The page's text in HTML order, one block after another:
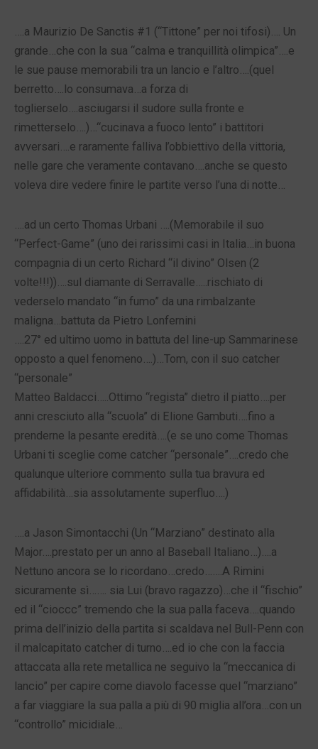
….a Maurizio De Sanctis #1 (“Tittone” per noi tifosi)…. Un
grande…che con la sua “calma e tranquillità olimpica”….e
le sue pause memorabili tra un lancio e l’altro….(quel
berretto….lo consumava…a forza di
toglierselo….asciugarsi il sudore sulla fronte e
rimetterselo….)…“cucinava a fuoco lento” i battitori
avversari….e raramente falliva l’obbiettivo della vittoria,
nelle gare che veramente contavano….anche se questo
voleva dire vedere finire le partite verso l’una di notte…
….ad un certo Thomas Urbani ….(Memorabile il suo
“Perfect-Game” (uno dei rarissimi casi in Italia…in buona
compagnia di un certo Richard “il divino” Olsen (2
volte!!!))….sul diamante di Serravalle…..rischiato di
vederselo mandato “in fumo” da una rimbalzante
maligna…battuta da Pietro Lonfernini
….27° ed ultimo uomo in battuta del line-up Sammarinese
opposto a quel fenomeno….)…Tom, con il suo catcher
“personale”
Matteo Baldacci…..Ottimo “regista” dietro il piatto….per
anni cresciuto alla “scuola” di Elione Gambuti….fino a
prenderne la pesante eredità….(e se uno come Thomas
Urbani ti sceglie come catcher “personale”….credo che
qualunque ulteriore commento sulla tua bravura ed
affidabilità…sia assolutamente superfluo….)
….a Jason Simontacchi (Un “Marziano” destinato alla
Major….prestato per un anno al Baseball Italiano…)….a
Nettuno ancora se lo ricordano…credo…….A Rimini
sicuramente sì……. sia Lui (bravo ragazzo)…che il “fischio”
ed il “cioccc” tremendo che la sua palla faceva….quando
prima dell’inizio della partita si scaldava nel Bull-Penn con
il malcapitato catcher di turno….ed io che con la faccia
attaccata alla rete metallica ne seguivo la “meccanica di
lancio” per capire come diavolo facesse quel “marziano”
a far viaggiare la sua palla a più di 90 miglia all’ora…con un
“controllo” micidiale…